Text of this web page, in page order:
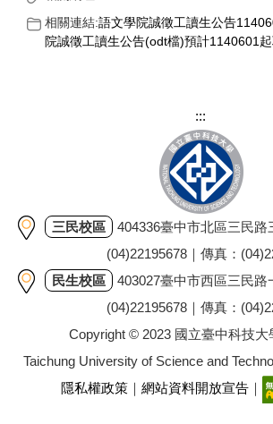
相關連結:語文學院誠徵工讀生公告
院誠徵工讀生公告(odt檔)預計1140601
:::
三民校區
404336臺中市北區三民路
(04)22195678｜傳真：
民生校區
403027臺中市西區三民路
(04)22195678｜傳真：
Copyright © 2023 國立臺中科技大
Taichung University of Science and
隱私權政策｜ 網站資料開放宣告｜